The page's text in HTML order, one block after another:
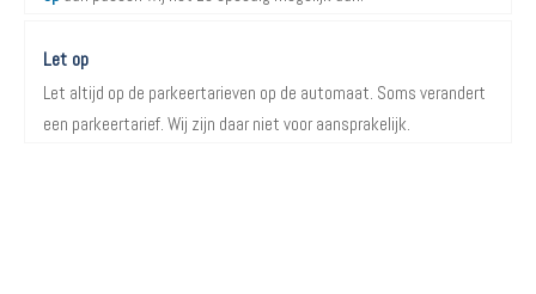
Let op
Let altijd op de parkeertarieven op de automaat. Soms verandert
een parkeertarief. Wij zijn daar niet voor aansprakelijk.